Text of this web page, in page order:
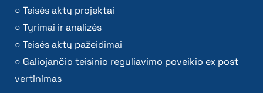
Teisės aktų projektai
Tyrimai ir analizės
Teisės aktų pažeidimai
Galiojančio teisinio reguliavimo poveikio ex post
vertinimas